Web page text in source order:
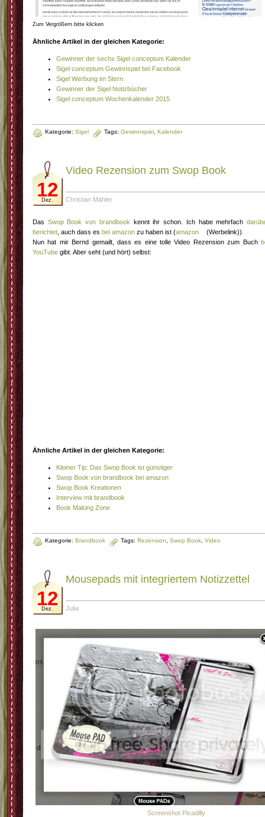
Zum Vergrößern bitte klicken
Ähnliche Artikel in der gleichen Kategorie:
Gewinner der sechs Sigel conceptum Kalender
Sigel conceptum Gewinnspiel bei Facebook
Sigel Werbung im Stern
Gewinner der Sigel Notizbücher
Sigel conceptum Wochenkalender 2015
Kategorie: Sigel Tags: Gewinnspiel Kalender
12
Dez.
Video Rezension zum Swop Book
Christian Mähler
Das Swop Book von brandbook kennt ihr schon. Ich habe mehrfach
berichtet , auch dass es bei amazon zu haben ist (amazon
(Werbelink)).
Nun hat mir Bernd gemailt, dass es eine tolle Video Rezension zum Buch
YouTube gibt. Aber seht (und hört) selbst:
Ähnliche Artikel in der gleichen Kategorie:
Kleiner Tip: Das Swop Book ist günstiger
Swop Book von brandbook bei amazon
Swop Book Kreationen
Interview mit brandbook
Book Making Zone
Kategorie: Brandbook Tags: Rezension Swop Book Video
12
Dez.
Mousepads mit integriertem Notizzettel
Julia
Screenshot Picadilly